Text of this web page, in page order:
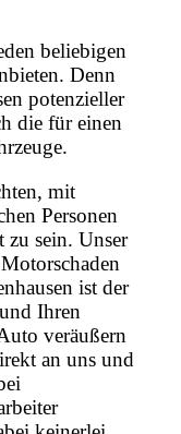
beliebigen
Denn
potenzieller
die für einen
mit
Personen
sein. Unser
ist der
Ihren
veräußern
an uns und